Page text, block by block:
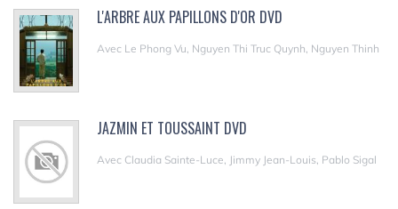
L'ARBRE AUX PAPILLONS D'OR DVD
Avec Le Phong Vu, Nguyen Thi Truc Quynh, Nguyen Thinh
JAZMIN ET TOUSSAINT DVD
Avec Claudia Sainte-Luce, Jimmy Jean-Louis, Pablo Sigal